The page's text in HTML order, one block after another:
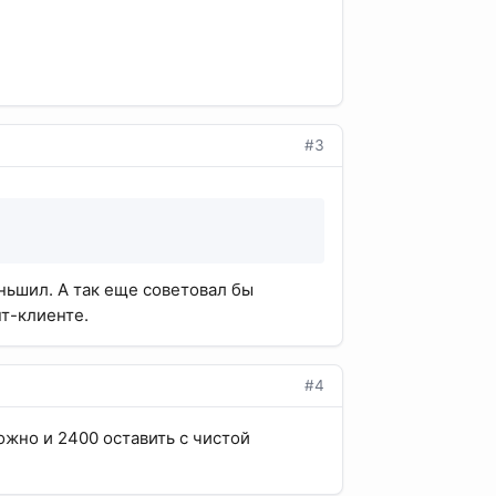
#3
А так еще советовал бы
клиенте.
#4
и 2400 оставить с чистой